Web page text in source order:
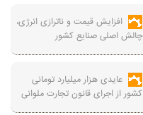
افزایش قیمت و ناترازی انرژی،
چالش اصلی صنایع کشور
عایدی هزار میلیارد تومانی
کشور از اجرای قانون تجارت ملوانی